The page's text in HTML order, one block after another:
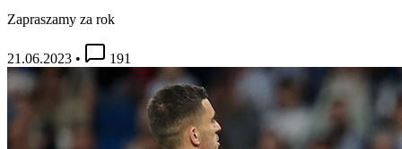
Zapraszamy za rok
21.06.2023 • 191